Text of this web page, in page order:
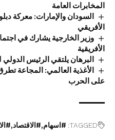
المخابرات العامة
السودان والإمارات: معركة
الأفريقي
وزير الخارجية يشارك في
الأفريقية
البرهان يلتقي الرئيس
الأغذية العالمي: المجاعة
على الحرب
TAGGED: #اسهام #الاقتصاد